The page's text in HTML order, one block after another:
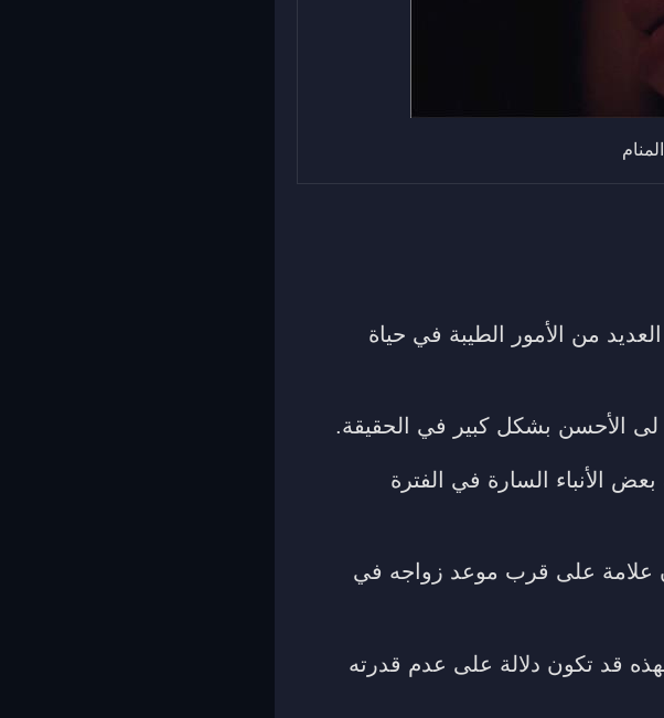
من الأمور الطيبة في حياة
لى الأحسن بشكل كبير في الحقيقة.
الأنباء السارة في الفترة
علامة على قرب موعد زواجه في
قد تكون دلالة على عدم قدرته